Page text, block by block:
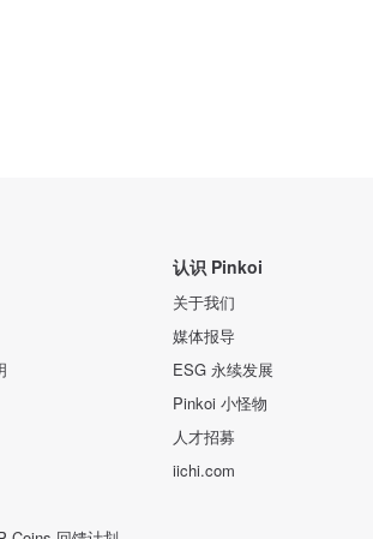
认识 Pinkoi
关于我们
媒体报导
ESG 永续发展
Pinkoi 小怪物
人才招募
iichi.com